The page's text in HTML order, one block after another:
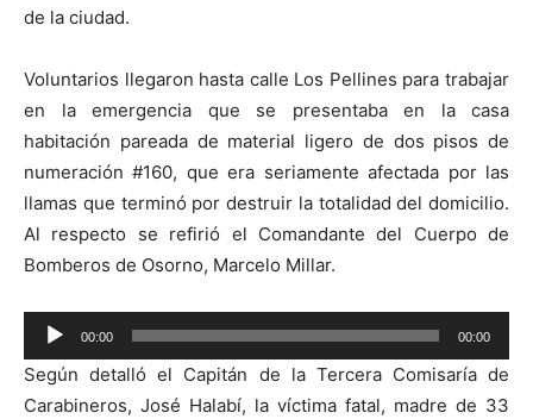
de la ciudad.
Voluntarios llegaron hasta calle Los Pellines para trabajar
en la emergencia que se presentaba en la casa
habitación pareada de material ligero de dos pisos de
numeración #160, que era seriamente afectada por las
llamas que terminó por destruir la totalidad del domicilio.
Al respecto se refirió el Comandante del Cuerpo de
Bomberos de Osorno, Marcelo Millar.
Reproductor
de
audio
00:00 00:00
Según detalló el Capitán de la Tercera Comisaría de
Carabineros, José Halabí, la víctima fatal, madre de 33